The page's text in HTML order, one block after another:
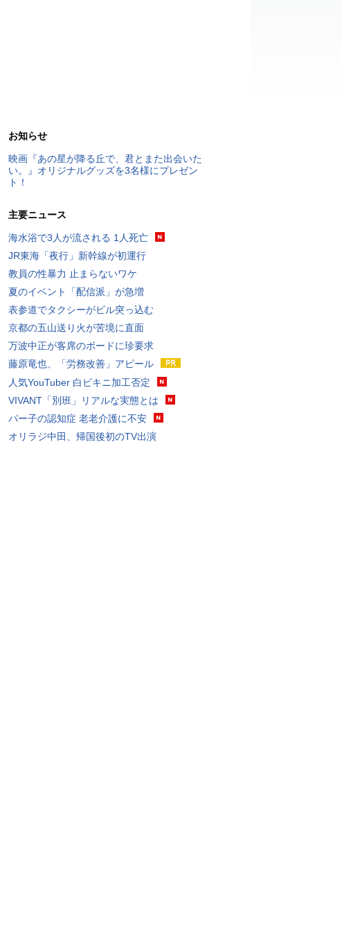
お知らせ
映画『あの星が降る丘で、君とまた出会いた
い。』オリジナルグッズを3名様にプレゼン
ト！
主要ニュース
海水浴で3人が流される 1人死亡
JR東海「夜行」新幹線が初運行
教員の性暴力 止まらないワケ
夏のイベント「配信派」が急増
表参道でタクシーがビル突っ込む
京都の五山送り火が苦境に直面
万波中正が客席のボードに珍要求
藤原竜也、「労務改善」アピール
人気YouTuber 白ビキニ加工否定
VIVANT「別班」リアルな実態とは
パー子の認知症 老老介護に不安
オリラジ中田、帰国後初のTV出演